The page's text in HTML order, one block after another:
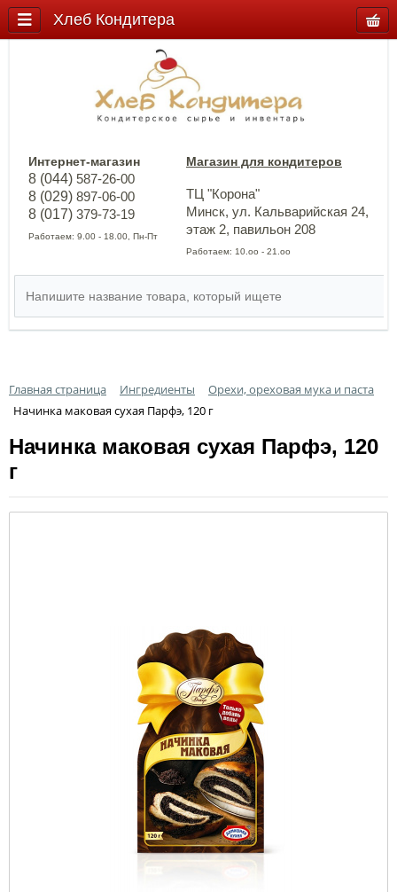
Интернет-магазин
8 (044) 587-26-00
8 (029) 897-06-00
8 (017) 379-73-19
Работаем: 9.00 - 18.00, Пн-Пт
Магазин для кондитеров
ТЦ "Корона"
Минск, ул. Кальварийская 24,
этаж 2, павильон 208
Работаем: 10.оо - 21.оо
Главная страница Ингредиенты
Орехи, ореховая мука и паста
Начинка маковая сухая Парфэ, 120 г
Начинка маковая сухая Парфэ, 120
г
Хлеб Кондитера